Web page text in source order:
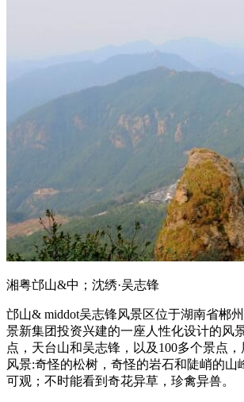
湘粤邙山&中；沈绣·吴志锋
邙山& middot吴志锋风景区位于湖南省郴
景新集团投资兴建的一座人性化设计的风
点，天台山和吴志锋，以及100多个景点
风景:奇怪的松树，奇怪的岩石和陡峭的山
可观；不时能看到奇花异草，珍禽异兽。